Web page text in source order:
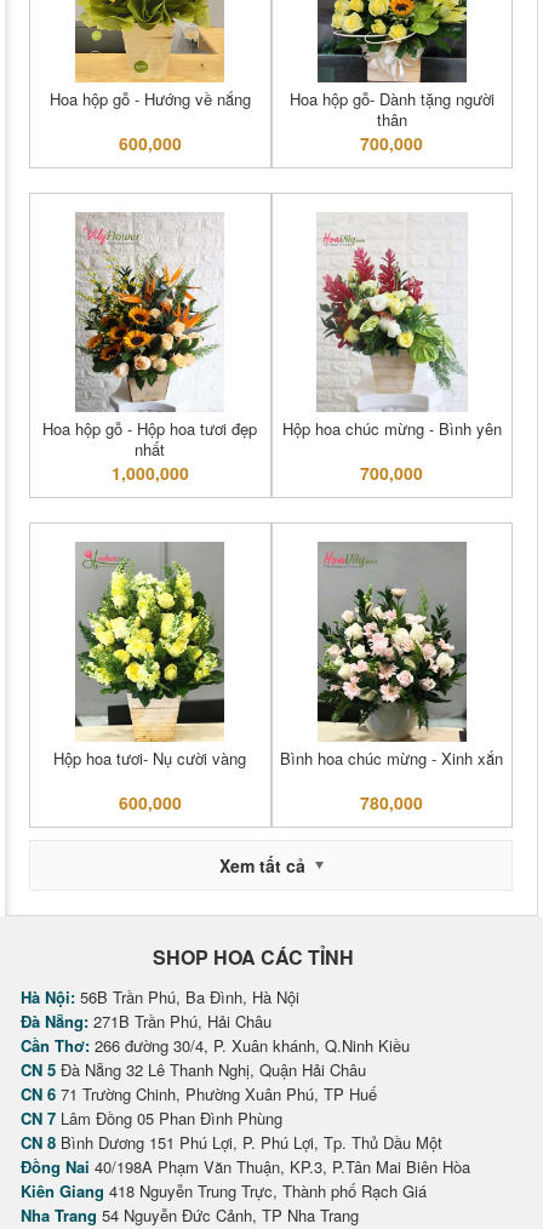
Hoa hộp gỗ - Hướng về nắng
600,000
Hoa hộp gỗ- Dành tặng người
thân
700,000
Hoa hộp gỗ - Hộp hoa tươi đẹp
nhất
1,000,000
Hộp hoa chúc mừng - Bình yên
700,000
Hộp hoa tươi- Nụ cười vàng
600,000
Bình hoa chúc mừng - Xinh xắn
780,000
Xem tất cả
SHOP HOA CÁC TỈNH
Hà Nội: 56B Trần Phú, Ba Đình, Hà Nội
Đà Nẵng: 271B Trần Phú, Hải Châu
Cần Thơ: 266 đường 30/4, P. Xuân khánh, Q.Ninh Kiều
CN 5 Đà Nẵng 32 Lê Thanh Nghị, Quận Hải Châu
CN 6 71 Trường Chinh, Phường Xuân Phú, TP Huế
CN 7 Lâm Đồng 05 Phan Đình Phùng
CN 8 Bình Dương 151 Phú Lợi, P. Phú Lợi, Tp. Thủ Dầu Một
Đồng Nai 40/198A Phạm Văn Thuận, KP.3, P.Tân Mai Biên Hòa
Kiên Giang 418 Nguyễn Trung Trực, Thành phố Rạch Giá
Nha Trang 54 Nguyễn Đức Cảnh, TP Nha Trang